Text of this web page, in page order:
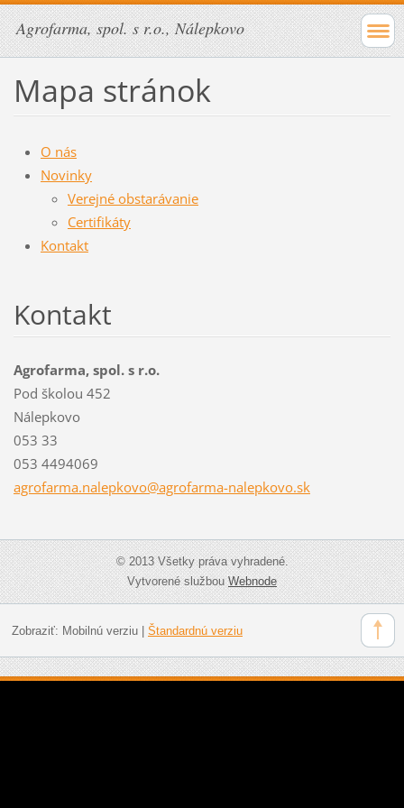
Agrofarma, spol. s r.o., Nálepkovo
Mapa stránok
O nás
Novinky
Verejné obstarávanie
Certifikáty
Kontakt
Kontakt
Agrofarma, spol. s r.o.
Pod školou 452
Nálepkovo
053 33
053 4494069
agrofarma.nalepkovo@agrofarma-nalepkovo.sk
© 2013 Všetky práva vyhradené.
Vytvorené službouWebnode
Zobraziť: Mobilnú verziu| Štandardnú verziu